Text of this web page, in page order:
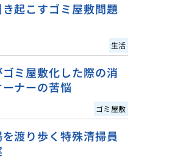
起こすゴミ屋敷問題
生活
ミ屋敷化した際の消
ナーの苦悩
ゴミ屋敷
渡り歩く特殊清掃員